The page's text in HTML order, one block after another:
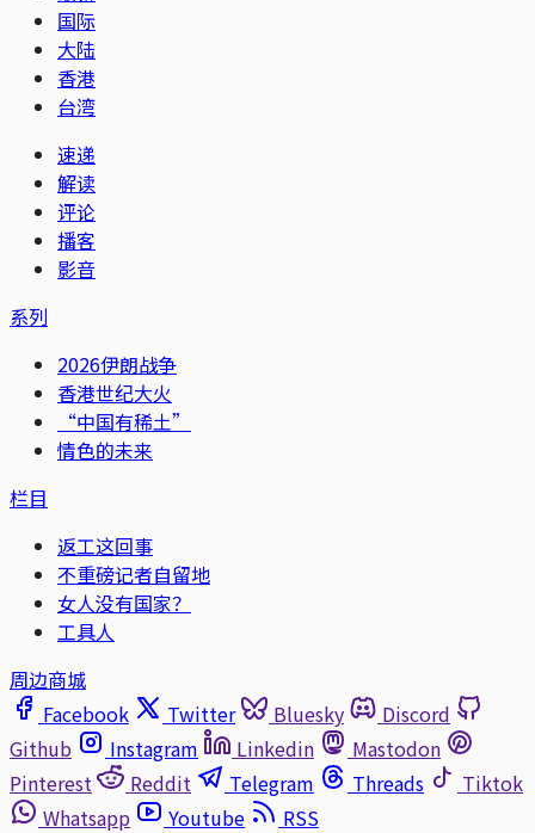
国际
大陆
香港
台湾
速递
解读
评论
播客
影音
系列
2026伊朗战争
香港世纪大火
“中国有稀土”
情色的未来
栏目
返工这回事
不重磅记者自留地
女人没有国家？
工具人
周边商城
Facebook
Twitter Bluesky
Discord
Github
Instagram Linkedin
Mastodon
Pinterest
Reddit Telegram Threads
Tiktok
Whatsapp
Youtube
RSS